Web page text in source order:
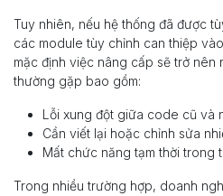
Tuy nhiên, nếu hệ thống đã được
các module tùy chỉnh can thiệp
mặc định việc nâng cấp sẽ trở nên
thường gặp bao gồm:
Lỗi xung đột giữa code cũ và
Cần viết lại hoặc chỉnh sửa
Mất chức năng tạm thời trong
Trong nhiều trường hợp, doanh